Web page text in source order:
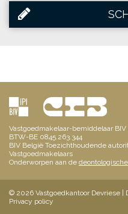
Vastgoedmakelaar-bemiddelaar
BTW-BE 0845.263.344
BIV België Toezichthoudende
Vastgoedmakelaars
Onderworpen aan de
© 2026 Vastgoedkantoor Devriese |
Privacy policy